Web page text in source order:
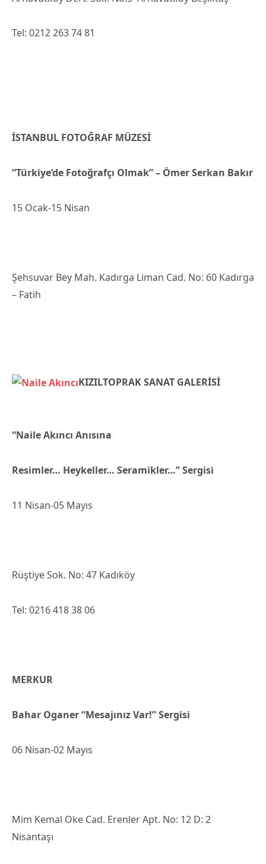
Tel: 0212 263 74 81
İSTANBUL FOTOĞRAF MÜZESİ
“Türkiye’de Fotoğrafçı Olmak” – Ömer Serkan Bakır
15 Ocak-15 Nisan
Şehsuvar Bey Mah. Kadırga Liman Cad. No: 60 Kadırga
– Fatih
KIZILTOPRAK SANAT GALERİSİ
“Naile Akıncı Anısına
Resimler… Heykeller… Seramikler…” Sergisi
11 Nisan-05 Mayıs
Rüştiye Sok. No: 47 Kadıköy
Tel: 0216 418 38 06
MERKUR
Bahar Oganer “Mesajınız Var!” Sergisi
06 Nisan-02 Mayıs
Mim Kemal Oke Cad. Erenler Apt. No: 12 D: 2
Nisantaşı